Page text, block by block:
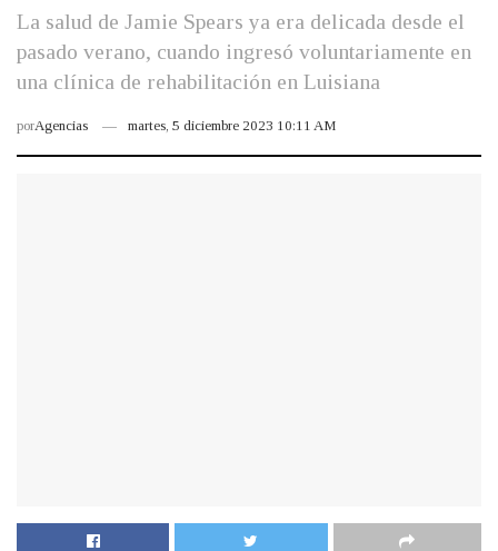
La salud de Jamie Spears ya era delicada desde el
pasado verano, cuando ingresó voluntariamente en
una clínica de rehabilitación en Luisiana
porAgencias martes, 5 diciembre 2023 10:11 AM